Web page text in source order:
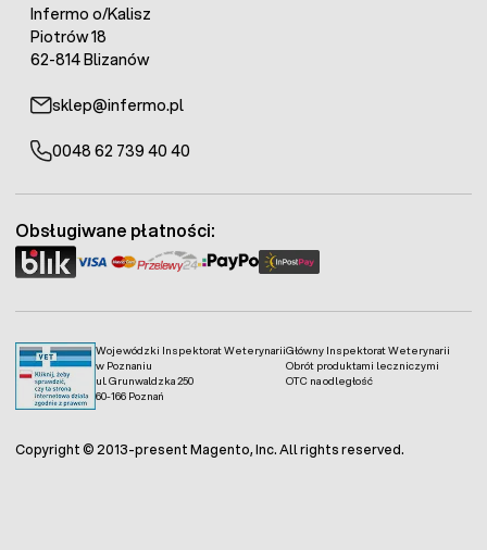
Infermo o/Kalisz
Piotrów 18
62-814 Blizanów
sklep@infermo.pl
0048 62 739 40 40
Wojewódzki Inspektorat Weterynarii
w Poznaniu
ul. Grunwaldzka 250
60-166 Poznań
Główny Inspektorat Weterynarii
Obrót produktami leczniczymi
OTC na odległość
Obsługiwane płatności:
Copyright © 2013-present Magento, Inc. All rights reserved.